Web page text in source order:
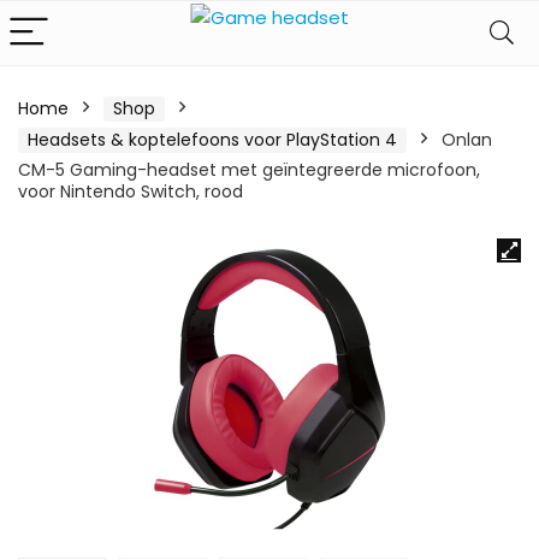
Home
Shop
Headsets & koptelefoons voor PlayStation 4
Onlan
CM-5 Gaming-headset met geïntegreerde microfoon,
voor Nintendo Switch, rood